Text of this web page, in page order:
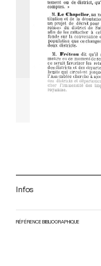
Infos
RÉFÉRENCE BIBLIOGRAPHIQUE